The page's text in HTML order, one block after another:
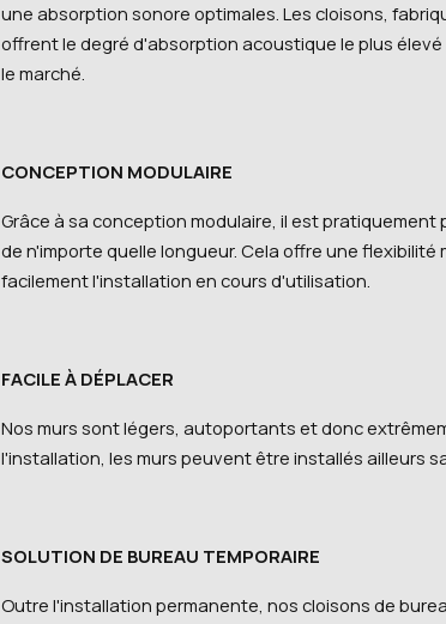
une absorption sonore optimales. Les cloisons,
offrent le degré d'absorption acoustique le plus
le marché.
CONCEPTION MODULAIRE
Grâce à sa conception modulaire, il est pratiquement
de n'importe quelle longueur. Cela offre une
facilement l'installation en cours d'utilisation.
FACILE À DÉPLACER
Nos murs sont légers, autoportants et donc
l'installation, les murs peuvent être installés ailleurs
SOLUTION DE BUREAU TEMPORAIRE
Outre l'installation permanente, nos cloisons de